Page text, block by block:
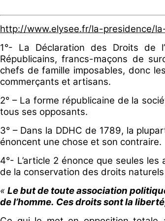
http://www.elysee.fr/la-presidence/
1°- La Déclaration des Droits de
Républicains, francs-maçons de
chefs de famille imposables, donc
commerçants et artisans.
2° – La forme républicaine de la
tous ses opposants.
3° – Dans la DDHC de 1789, la
énoncent une chose et son contraire.
4°- L’article 2 énonce que seules
de la conservation des droits naturels
« Le but de toute association
de l’homme. Ces droits sont la